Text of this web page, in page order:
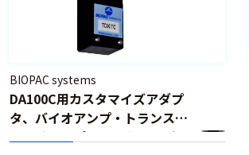
BIOPAC systems
DA100C用カスタマイズアダプ
タ、バイオアンプ・トランスデ
ューサアンプ用カスタマイズア